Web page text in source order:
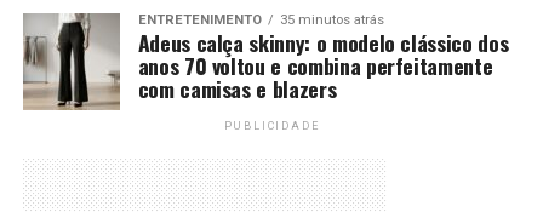
ENTRETENIMENTO 35 minutos atrás
Adeus calça skinny: o modelo clássico dos
anos 70 voltou e combina perfeitamente
com camisas e blazers
PUBLICIDADE